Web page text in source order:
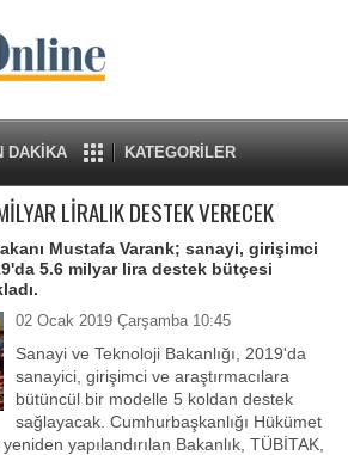
DAKİKA KATEGORİLER
LİRALIK DESTEK VERECEK
Mustafa Varank; sanayi, girişimci
5.6 milyar lira destek bütçesi
02 Ocak 2019 Çarşamba 10:45
Sanayi ve Teknoloji Bakanlığı, 2019'da
sanayici, girişimci ve araştırmacılara
bütüncül bir modelle 5 koldan destek
sağlayacak. Cumhurbaşkanlığı Hükümet
yapılandırılan Bakanlık, TÜBİTAK,